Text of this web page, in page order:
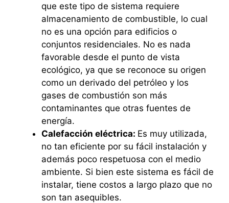
que este tipo de sistema requiere
almacenamiento de combustible, lo cual
no es una opción para edificios o
conjuntos residenciales. No es nada
favorable desde el punto de vista
ecológico, ya que se reconoce su origen
como un derivado del petróleo y los
gases de combustión son más
contaminantes que otras fuentes de
energía.
Calefacción eléctrica: Es muy utilizada,
no tan eficiente por su fácil instalación y
además poco respetuosa con el medio
ambiente. Si bien este sistema es fácil de
instalar, tiene costos a largo plazo que no
son tan asequibles.